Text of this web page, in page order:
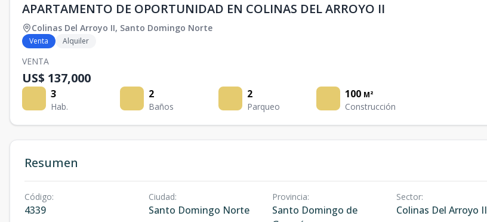
APARTAMENTO DE OPORTUNIDAD EN COLINAS DEL ARROYO II
Colinas Del Arroyo II, Santo Domingo Norte
Venta Alquiler
VENTA
US$ 137,000
3
Hab.
2
Baños
2
Parqueo
100 M²
Construcción
Resumen
Código:
4339
Ciudad:
Santo Domingo Norte
Provincia:
Santo Domingo de
Sector:
Colinas Del Arroyo II